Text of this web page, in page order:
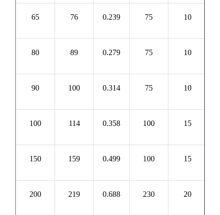
65 76 0.239 75 10
80 89 0.279 75 10
90 100 0.314 75 10
100 114 0.358 100 15
150 159 0.499 100 15
200 219 0.688 230 20